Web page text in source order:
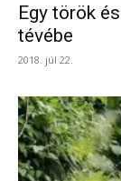
Egy török
tévébe
2018. júl 22.